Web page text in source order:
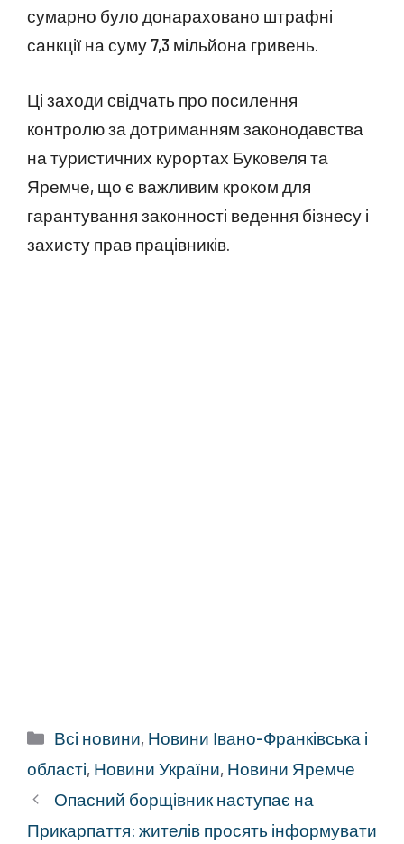
сумарно було донараховано штрафні
санкції на суму 7,3 мільйона гривень.
Ці заходи свідчать про посилення
контролю за дотриманням законодавства
на туристичних курортах Буковеля та
Яремче, що є важливим кроком для
гарантування законності ведення бізнесу і
захисту прав працівників.
Категорії
Всі новини, Новини Івано-Франківська і
області, Новини України, Новини Яремче
Опасний борщівник наступає на
Прикарпаття: жителів просять інформувати